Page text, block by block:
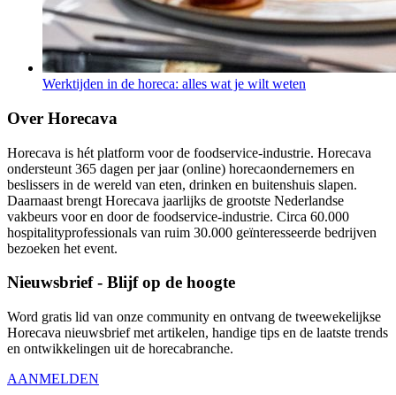
Werktijden in de horeca: alles wat je wilt weten
Over Horecava
Horecava is hét platform voor de foodservice-industrie. Horecava
ondersteunt 365 dagen per jaar (online) horecaondernemers en
beslissers in de wereld van eten, drinken en buitenshuis slapen.
Daarnaast brengt Horecava jaarlijks de grootste Nederlandse
vakbeurs voor en door de foodservice-industrie. Circa 60.000
hospitalityprofessionals van ruim 30.000 geïnteresseerde bedrijven
bezoeken het event.
Nieuwsbrief - Blijf op de hoogte
Word gratis lid van onze community en ontvang de tweewekelijkse
Horecava nieuwsbrief met artikelen, handige tips en de laatste trends
en ontwikkelingen uit de horecabranche.
AANMELDEN